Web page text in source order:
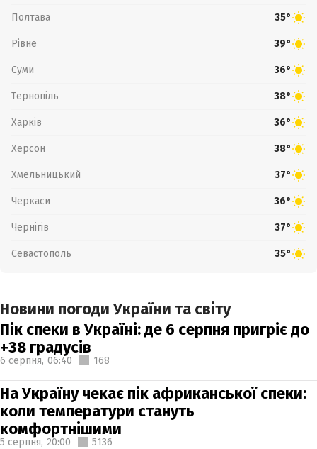
Полтава 35°
Рівне 39°
Суми 36°
Тернопіль 38°
Харків 36°
Херсон 38°
Хмельницький 37°
Черкаси 36°
Чернігів 37°
Севастополь 35°
Новини погоди України та світу
Пік спеки в Україні: де 6 серпня пригріє до
+38 градусів
6 серпня, 06:40 168
На Україну чекає пік африканської спеки:
коли температури стануть
комфортнішими
5 серпня, 20:00 5136